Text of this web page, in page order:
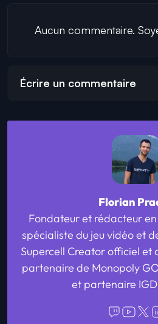
Aucun commentaire.
Écrire un commentaire
Florian
Fondateur et rédacteur
spécialiste du jeu vidéo et
Supercell Creator officiel et
partenaire de Monopoly
et partenaire